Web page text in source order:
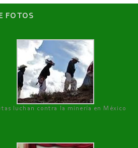
FOTOS
luchan contra la minería en México